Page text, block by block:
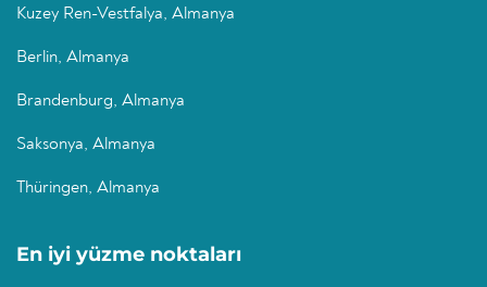
Kuzey Ren-Vestfalya, Almanya
Berlin, Almanya
Brandenburg, Almanya
Saksonya, Almanya
Thüringen, Almanya
En iyi yüzme noktaları